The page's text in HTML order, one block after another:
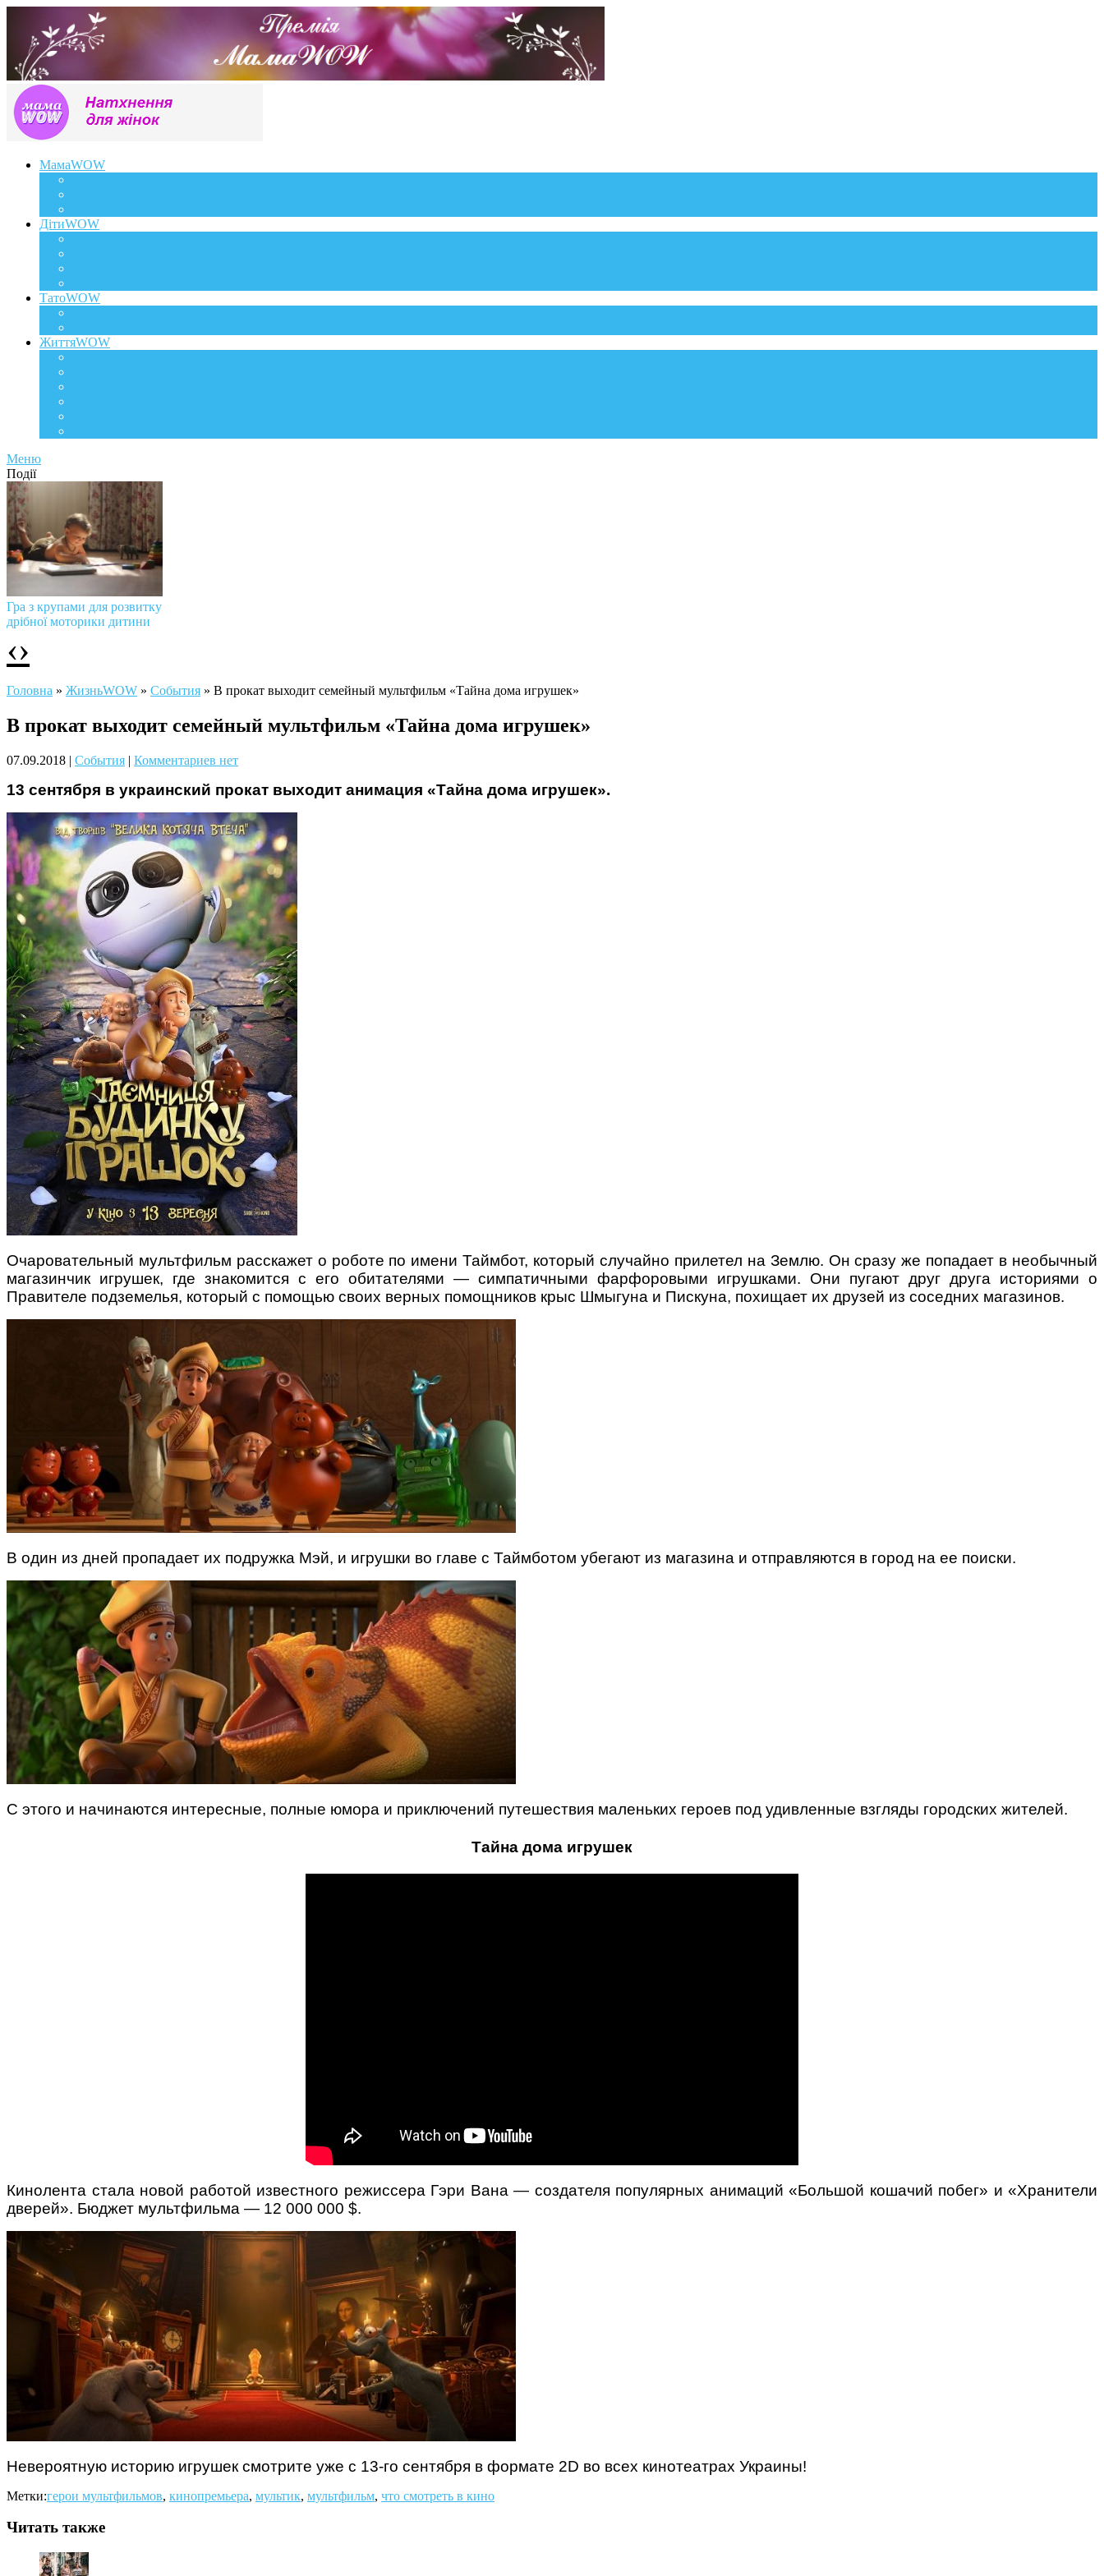
МамаWOW
ДітиWOW
ТатоWOW
ЖиттяWOW
Меню
Події
Гра з крупами для розвитку
дрібної моторики дитини
Чому дітям корисно читати
Материнське вигорання: як
собі допомогти
Як підготувати дитину до
навчального року? Поради
лікаря батькам
Поради багатодітної мами:
особистісний розвиток в
декреті
Ми запитали у зіркових
мам, яка вона - мамаWOW
‹›
Головна » ЖизньWOW » События » В прокат выходит семейный мультфильм «Тайна дома игрушек»
В прокат выходит семейный мультфильм «Тайна дома игрушек»
07.09.2018 | События | Комментариев нет
13 сентября в украинский прокат выходит анимация «Тайна дома игрушек».
Очаровательный мультфильм расскажет о роботе по имени Таймбот, который случайно прилетел на Землю. Он сразу же попадает в необычный
магазинчик игрушек, где знакомится с его обитателями — симпатичными фарфоровыми игрушками. Они пугают друг друга историями о
Правителе подземелья, который с помощью своих верных помощников крыс Шмыгуна и Пискуна, похищает их друзей из соседних магазинов.
В один из дней пропадает их подружка Мэй, и игрушки во главе с Таймботом убегают из магазина и отправляются в город на ее поиски.
С этого и начинаются интересные, полные юмора и приключений путешествия маленьких героев под удивленные взгляды городских жителей.
Тайна дома игрушек
Кинолента стала новой работой известного режиссера Гэри Вана — создателя популярных анимаций «Большой кошачий побег» и «Хранители
дверей». Бюджет мультфильма — 12 000 000 $.
Невероятную историю игрушек смотрите уже с 13-го сентября в формате 2D во всех кинотеатрах Украины!
Метки:герои мультфильмов, кинопремьера, мультик, мультфильм, что смотреть в кино
Читать также